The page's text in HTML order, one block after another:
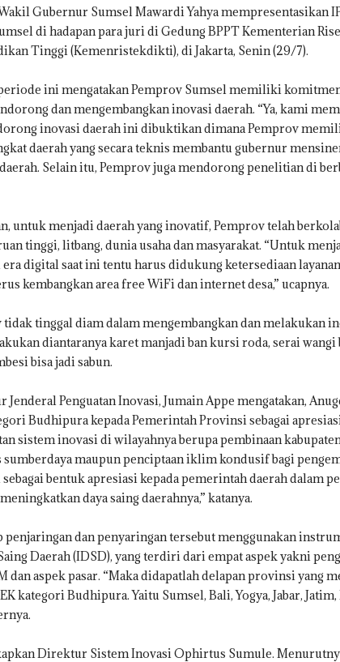
Gubernur Sumsel Mawardi Yahya mempresentasikan
di hadapan para juri di Gedung BPPT Kementerian
Tinggi (Kemenristekdikti), di Jakarta, Senin (29/7).
ini mengatakan Pemprov Sumsel memiliki
dan mengembangkan inovasi daerah. “Ya, kami
inovasi daerah ini dibuktikan dimana Pemprov
daerah yang secara teknis membantu gubernur
Selain itu, Pemprov juga mendorong penelitian di
untuk menjadi daerah yang inovatif, Pemprov telah
tinggi, litbang, dunia usaha dan masyarakat. “Untuk
digital saat ini tentu harus didukung ketersediaan
kembangkan area free WiFi dan internet desa,” ucapnya.
tidak tinggal diam dalam mengembangkan dan melakukan
diantaranya karet manjadi ban kursi roda, serai wangi
bisa jadi sabun.
Penguatan Inovasi, Jumain Appe mengatakan,
Budhipura kepada Pemerintah Provinsi sebagai
sistem inovasi di wilayahnya berupa pembinaan
maupun penciptaan iklim kondusif bagi
bentuk apresiasi kepada pemerintah daerah dalam
daya saing daerahnya,” katanya.
penjaringan dan penyaringan tersebut menggunakan
Daerah (IDSD), yang terdiri dari empat aspek yakni
dan aspek pasar. “Maka didapatlah delapan provinsi yang
kategori Budhipura. Yaitu Sumsel, Bali, Yogya, Jabar, Jatim,
Direktur Sistem Inovasi Ophirtus Sumule.